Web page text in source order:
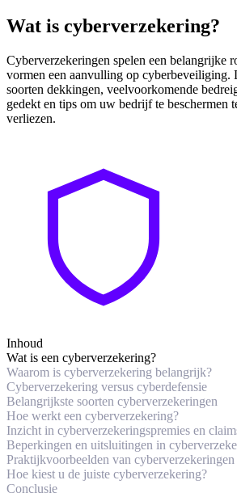
Wat is cyberverzekering?
Cyberverzekeringen spelen een belangrijke
vormen een aanvulling op cyberbeveiliging.
soorten dekkingen, veelvoorkomende
gedekt en tips om uw bedrijf te beschermen
verliezen.
Inhoud
Wat is een cyberverzekering?
Waarom is cyberverzekering belangrijk?
Cyberverzekering versus cyberdefensie
Belangrijkste soorten cyberverzekeringen
Hoe werkt een cyberverzekering?
Inzicht in cyberverzekeringspremies en
Beperkingen en uitsluitingen in
Praktijkvoorbeelden van
Hoe kiest u de juiste cyberverzekering?
Conclusie